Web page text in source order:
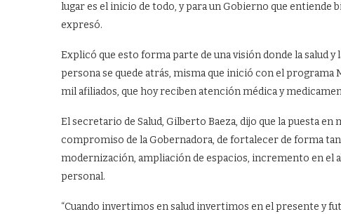
lugar es el inicio de todo, y para un Gobierno que entiende
expresó.
Explicó que esto forma parte de una visión donde la salud
persona se quede atrás, misma que inició con el programa
mil afiliados, que hoy reciben atención médica y
El secretario de Salud, Gilberto Baeza, dijo que la puesta
compromiso de la Gobernadora, de fortalecer de forma
modernización, ampliación de espacios, incremento en el
personal.
“Cuando invertimos en salud invertimos en el presente y